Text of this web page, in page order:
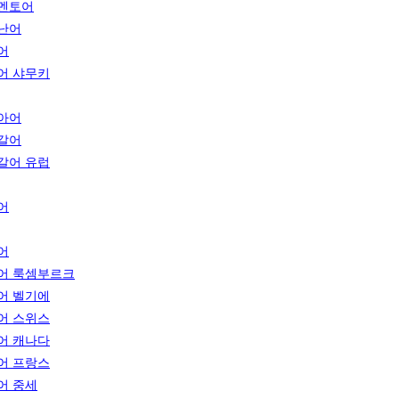
토어
어
샤무키
어
어
어 유럽
룩셈부르크
벨기에
스위스
캐나다
프랑스
중세